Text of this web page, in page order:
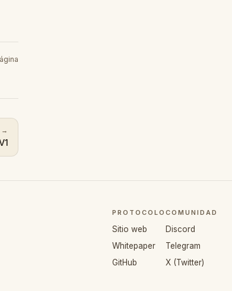
tab)
→
PROTOCOLO
Sitio web
Whitepaper
GitHub
COMUNIDAD
Discord
Telegram
X (Twitter)